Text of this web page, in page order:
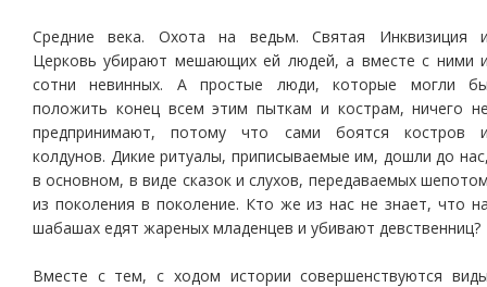
Средние века. Охота на ведьм. Святая Инквизиция
Церковь убирают мешающих ей людей, а вместе с ними
сотни невинных. А простые люди, которые могли
положить конец всем этим пыткам и кострам, ничего
предпринимают, потому что сами боятся костров
колдунов. Дикие ритуалы, приписываемые им, дошли до
в основном, в виде сказок и слухов, передаваемых
из поколения в поколение. Кто же из нас не знает, что
шабашах едят жареных младенцев и убивают девственниц?
Вместе с тем, с ходом истории совершенствуются